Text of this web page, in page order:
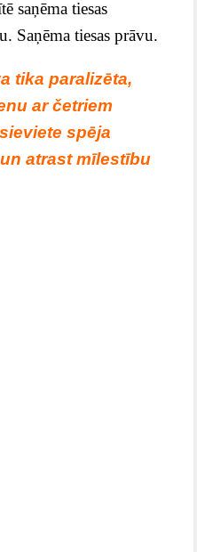
saņēma tiesas
Saņēma tiesas prāvu.
tika paralizēta,
ar četriem
spēja
atrast mīlestību